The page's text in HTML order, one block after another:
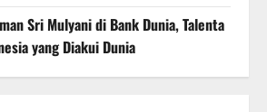
Sri Mulyani di Bank Dunia, Talenta
yang Diakui Dunia